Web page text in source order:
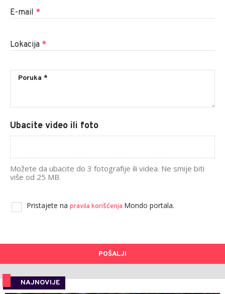
E-mail *
Lokacija *
Ubacite video ili foto
Možete da ubacite do 3 fotografije ili videa. Ne smije biti
više od 25 MB.
Pristajete na pravila korišćenja Mondo portala.
POŠALJI
NAJNOVIJE